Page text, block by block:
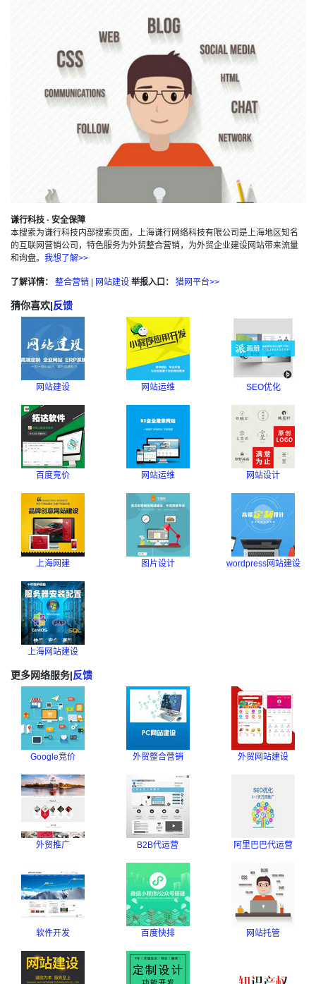
谦行科技 · 安全保障
本搜索为谦行科技内部搜索页面，上海谦行网络科技有限公司是上海地区知名
的互联网营销公司，特色服务为外贸整合营销，为外贸企业建设网站带来流量
和询盘。 我想了解>>
了解详情： 整合营销 网站建设 举报入口： 猎网平台>>
猜你喜欢|反馈
网站建设 网站运维 SEO优化
百度竞价 网站运维 网站设计
上海网建 图片设计 wordpress网站建设
上海网站建设
更多网络服务|反馈
Google竞价 外贸整合营销 外贸网站建设
外贸推广 B2B代运营 阿里巴巴代运营
软件开发 百度快排 网站托管